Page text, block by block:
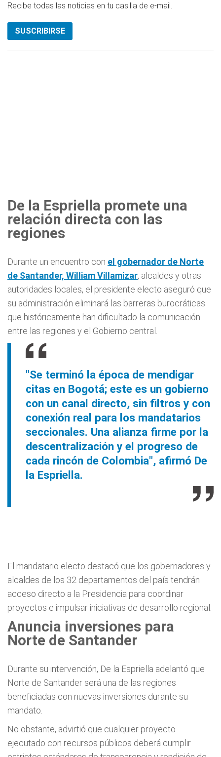
Recibe todas las noticias en tu casilla de e-mail.
SUSCRIBIRSE
De la Espriella promete una
relación directa con las
regiones
Durante un encuentro con el gobernador de Norte
de Santander, William Villamizar, alcaldes y otras
autoridades locales, el presidente electo aseguró que
su administración eliminará las barreras burocráticas
que históricamente han dificultado la comunicación
entre las regiones y el Gobierno central.
"Se terminó la época de mendigar
citas en Bogotá; este es un gobierno
con un canal directo, sin filtros y con
conexión real para los mandatarios
seccionales. Una alianza firme por la
descentralización y el progreso de
cada rincón de Colombia", afirmó De
la Espriella.
El mandatario electo destacó que los gobernadores y
alcaldes de los 32 departamentos del país tendrán
acceso directo a la Presidencia para coordinar
proyectos e impulsar iniciativas de desarrollo regional.
Anuncia inversiones para
Norte de Santander
Durante su intervención, De la Espriella adelantó que
Norte de Santander será una de las regiones
beneficiadas con nuevas inversiones durante su
mandato.
No obstante, advirtió que cualquier proyecto
ejecutado con recursos públicos deberá cumplir